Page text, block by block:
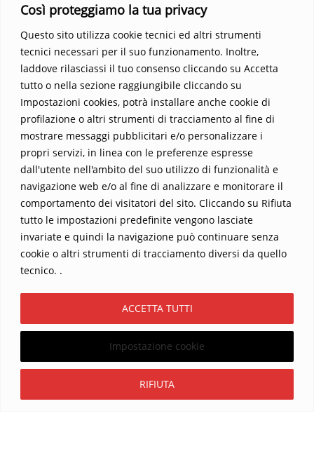
Così proteggiamo la tua privacy
Questo sito utilizza cookie tecnici ed altri strumenti
tecnici necessari per il suo funzionamento. Inoltre,
laddove rilasciassi il tuo consenso cliccando su Accetta
tutto o nella sezione raggiungibile cliccando su
Impostazioni cookies, potrà installare anche cookie di
profilazione o altri strumenti di tracciamento al fine di
mostrare messaggi pubblicitari e/o personalizzare i
propri servizi, in linea con le preferenze espresse
dall'utente nell'ambito del suo utilizzo di funzionalità e
navigazione web e/o al fine di analizzare e monitorare il
comportamento dei visitatori del sito. Cliccando su Rifiuta
tutto le impostazioni predefinite vengono lasciate
invariate e quindi la navigazione può continuare senza
cookie o altri strumenti di tracciamento diversi da quello
tecnico. .
Impostazione cookie
RIFIUTA
ACCETTA TUTTI
vedere oltre i confini del conosciuto. Scopri un mondo in cui
fede e realtà si fondono, rendendo ogni pagina un’esperienza
indimenticabile.Non perdere l’occasione di immergerti in
questo viaggio straordinario. Acquista il libro e lascia che la
Parola trasformi la tua vita.
Home Contatti
Sostieni La Buona Parola – dona 5 €, 10 €, 25 €… il tuo contributo
I viaggi dell’anima
Catechesi
Informativa Privacy
Copyright ©2026 La buona Parola . All rights reserved.
Powered byWordPress &Designed byBizberg Themes